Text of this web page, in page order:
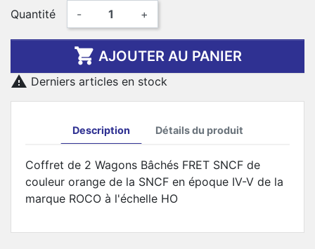
Quantité - +
 AJOUTER AU PANIER
 Derniers articles en stock
Description Détails du produit
Coffret de 2 Wagons Bâchés FRET SNCF de
couleur orange de la SNCF en époque IV-V de la
marque ROCO à l'échelle HO